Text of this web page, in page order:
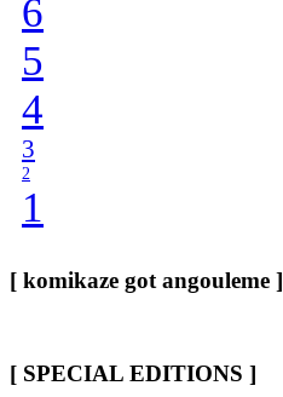
6
5
4
3
2
1
[ komikaze got angouleme ]
[ SPECIAL EDITIONS ]